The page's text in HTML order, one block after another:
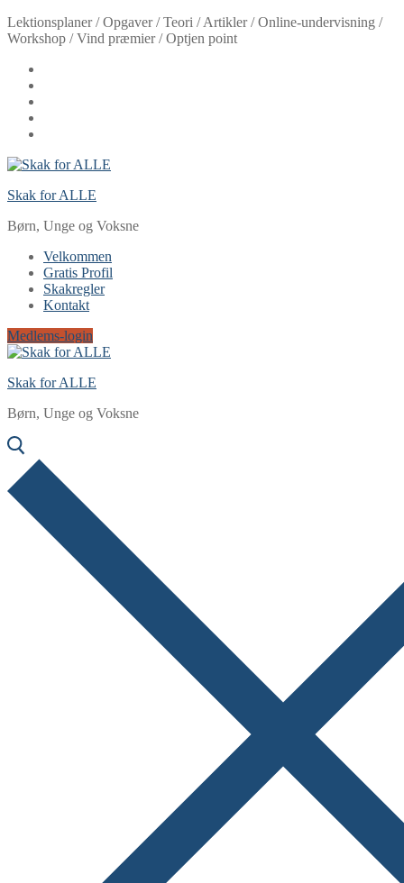
Spring
til
Menu
Luk
Lektionsplaner / Opgaver / Teori / Artikler / Online-undervisning /
Workshop / Vind præmier / Optjen point
Skak for ALLE
Børn, Unge og Voksne
Velkommen
Gratis Profil
Skakregler
Kontakt
Medlems-login
Skak for ALLE
Børn, Unge og Voksne